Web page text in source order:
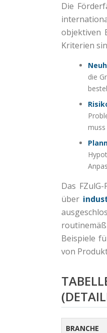
Die
objektiven
Kriterien
die
Das
über
Beispiele
von
BRANCHE